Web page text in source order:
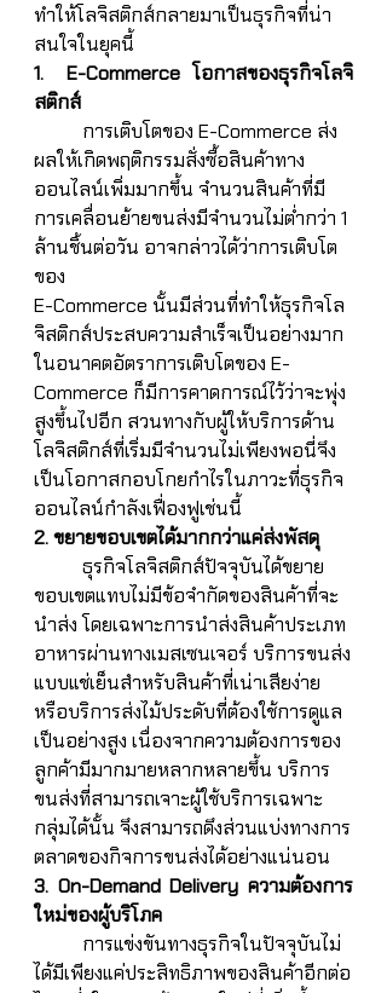
ทำให้โลจิสติกส์กลายมาเป็นธุรกิจที่น่า
สนใจในยุคนี้
1.  E-Commerce โอกาสของธุรกิจโลจิ
สติกส์
ผลให้เกิดพฤติกรรมสั่งซื้อสินค้าทาง
ออนไลน์เพิ่มมากขึ้น จำนวนสินค้าที่มี
การเคลื่อนย้ายขนส่งมีจำนวนไม่ต่ำกว่า 1
ล้านชิ้นต่อวัน อาจกล่าวได้ว่าการเติบโต
ของ
E-Commerce นั้นมีส่วนที่ทำให้ธุรกิจโล
จิสติกส์ประสบความสำเร็จเป็นอย่างมาก
ในอนาคตอัตราการเติบโตของ E-
Commerce ก็มีการคาดการณ์ไว้ว่าจะพุ่ง
สูงขึ้นไปอีก สวนทางกับผู้ให้บริการด้าน
โลจิสติกส์ที่เริ่มมีจำนวนไม่เพียงพอนี่จึง
เป็นโอกาสกอบโกยกำไรในภาวะที่ธุรกิจ
ออนไลน์กำลังเฟื่องฟูเช่นนี้
2. ขยายขอบเขตได้มากกว่าแค่ส่งพัสดุ
ขอบเขตแทบไม่มีข้อจำกัดของสินค้าที่จะ
นำส่ง โดยเฉพาะการนำส่งสินค้าประเภท
อาหารผ่านทางเมสเซนเจอร์ บริการขนส่ง
แบบแช่เย็นสำหรับสินค้าที่เน่าเสียง่าย
หรือบริการส่งไม้ประดับที่ต้องใช้การดูแล
เป็นอย่างสูง เนื่องจากความต้องการของ
ลูกค้ามีมากมายหลากหลายขึ้น บริการ
ขนส่งที่สามารถเจาะผู้ใช้บริการเฉพาะ
กลุ่มได้นั้น จึงสามารถดึงส่วนแบ่งทางการ
ตลาดของกิจการขนส่งได้อย่างแน่นอน
3. On-Demand Delivery ความต้องการ
ใหม่ของผู้บริโภค
ได้มีเพียงแค่ประสิทธิภาพของสินค้าอีกต่อ